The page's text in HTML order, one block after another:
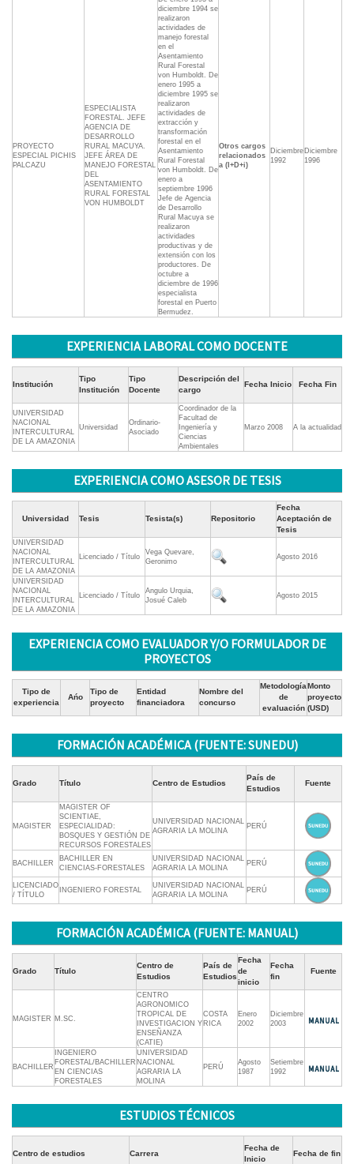
PROYECTO
ESPECIAL PICHIS
PALCAZU
ESPECIALISTA
FORESTAL. JEFE
AGENCIA DE
DESARROLLO
RURAL MACUYA.
JEFE ÁREA DE
MANEJO FORESTAL
DEL
ASENTAMIENTO
RURAL FORESTAL
VON HUMBOLDT
diciembre 1994 se
realizaron
actividades de
manejo forestal
en el
Asentamiento
Rural Forestal
von Humboldt. De
enero 1995 a
diciembre 1995 se
realizaron
actividades de
extracción y
transformación
forestal en el
Asentamiento
Rural Forestal
von Humboldt. De
enero a
septiembre 1996
Jefe de Agencia
de Desarrollo
Rural Macuya se
realizaron
actividades
productivas y de
extensión con los
productores. De
octubre a
diciembre de 1996
especialista
forestal en Puerto
Bermudez.
Otros cargos
relacionados
a (I+D+i)
Diciembre
1992
Diciembre
1996
EXPERIENCIA LABORAL COMO DOCENTE
Institución
Tipo
Institución
Tipo
Docente
Descripción del
cargo
Fecha Inicio Fecha Fin
UNIVERSIDAD
NACIONAL
INTERCULTURAL
DE LA AMAZONIA
Universidad
Ordinario-
Asociado
Coordinador de la
Facultad de
Ingeniería y
Ciencias
Ambientales
Marzo 2008 A la actualidad
EXPERIENCIA COMO ASESOR DE TESIS
Universidad Tesis Tesista(s) Repositorio
Fecha
Aceptación de
Tesis
UNIVERSIDAD
NACIONAL
INTERCULTURAL
DE LA AMAZONIA
Licenciado / Título
Vega Quevare,
Geronimo
Agosto 2016
UNIVERSIDAD
NACIONAL
INTERCULTURAL
DE LA AMAZONIA
Licenciado / Título
Angulo Urquia,
Josué Caleb
Agosto 2015
EXPERIENCIA COMO EVALUADOR Y/O FORMULADOR DE
PROYECTOS
Tipo de
experiencia
Ańo
Tipo de
proyecto
Entidad
financiadora
Nombre del
concurso
Metodología
de
evaluación
Monto
proyecto
(USD)
FORMACIÓN ACADÉMICA (FUENTE: SUNEDU)
Grado Título Centro de Estudios
País de
Estudios
Fuente
MAGISTER
MAGISTER OF
SCIENTIAE,
ESPECIALIDAD:
BOSQUES Y GESTIÓN DE
RECURSOS FORESTALES
UNIVERSIDAD NACIONAL
AGRARIA LA MOLINA
PERÚ
BACHILLER
BACHILLER EN
CIENCIAS-FORESTALES
UNIVERSIDAD NACIONAL
AGRARIA LA MOLINA
PERÚ
LICENCIADO
/ TÍTULO
INGENIERO FORESTAL
UNIVERSIDAD NACIONAL
AGRARIA LA MOLINA
PERÚ
FORMACIÓN ACADÉMICA (FUENTE: MANUAL)
Grado Título
Centro de
Estudios
País de
Estudios
Fecha
de
inicio
Fecha
fin
Fuente
MAGISTER M.SC.
CENTRO
AGRONOMICO
TROPICAL DE
INVESTIGACION Y
ENSEÑANZA
(CATIE)
COSTA
RICA
Enero
2002
Diciembre
2003
BACHILLER
INGENIERO
FORESTAL/BACHILLER
EN CIENCIAS
FORESTALES
UNIVERSIDAD
NACIONAL
AGRARIA LA
MOLINA
PERÚ
Agosto
1987
Setiembre
1992
ESTUDIOS TÉCNICOS
Centro de estudios Carrera
Fecha de
Inicio
Fecha de fin